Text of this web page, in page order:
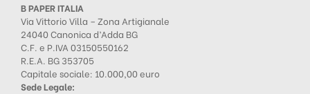
B PAPER ITALIA
Via Vittorio Villa – Zona Artigianale
24040 Canonica d’Adda BG
C.F. e P.IVA 03150550162
R.E.A. BG 353705
Capitale sociale: 10.000,00 euro
Sede Legale: